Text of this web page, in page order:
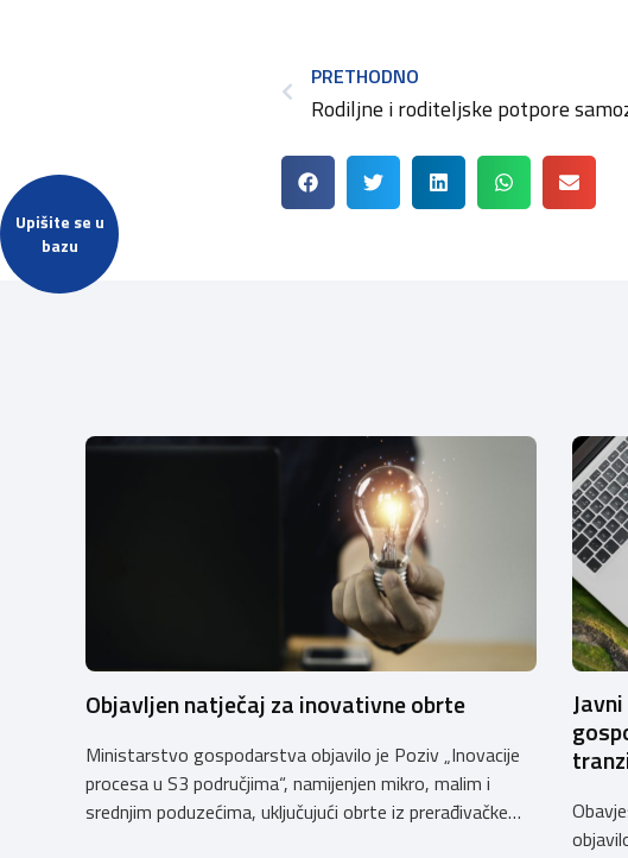
Upišite se u
bazu
PRETHODNO
Objavljen natječaj za inovativne obrte
Ministarstvo gospodarstva objavilo je Poziv „Inovacije
procesa u S3 područjima“, namijenjen mikro, malim i
srednjim poduzećima, uključujući obrte iz prerađivačke